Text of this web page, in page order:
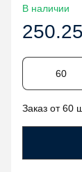
В наличии
Заказ от 60